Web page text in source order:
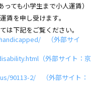
ても小学生まで小人運賃）
賃を申し受けます｡
は下記をご覧ください。
（外部サイ
（外部サイト：京
90113-2/ （外部サイト：